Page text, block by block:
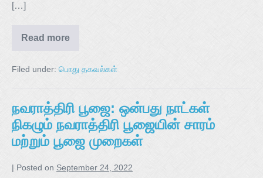
[…]
Read more
Filed under: பொது தகவல்கள்
நவராத்திரி பூஜை: ஒன்பது நாட்கள்
நிகழும் நவராத்திரி பூஜையின் சாரம்
மற்றும் பூஜை முறைகள்
| Posted on September 24, 2022